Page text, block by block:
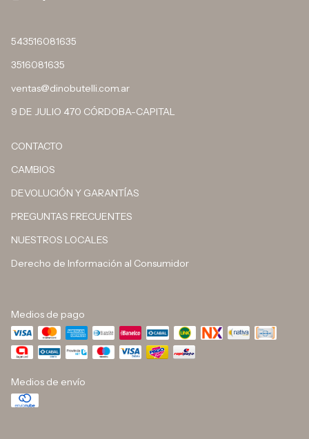
543516081635
3516081635
ventas@dinobutelli.com.ar
9 DE JULIO 470 CÓRDOBA-CAPITAL
CONTACTO
CAMBIOS
DEVOLUCIÓN Y GARANTÍAS
PREGUNTAS FRECUENTES
NUESTROS LOCALES
Derecho de Información al Consumidor
Medios de pago
Medios de envío